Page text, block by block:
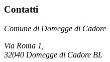
Contatti
Comune di Domegge di Cadore
Via Roma 1,
32040 Domegge di Cadore BL